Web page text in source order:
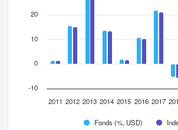
Fonds (%, USD)
2011 2012 2013 2014 2015 2016 2017
-10
0
10
20